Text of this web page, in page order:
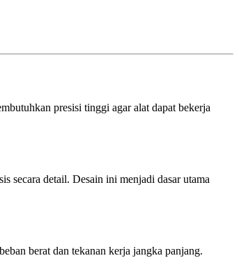
presisi tinggi agar alat dapat bekerja
secara detail. Desain ini menjadi dasar utama
berat dan tekanan kerja jangka panjang.